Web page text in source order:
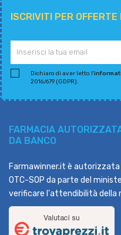
ISCRIVITI PER
Dichiaro di aver letto l'
2016/679 (GDPR).
FARMACIA
DA BANCO
Farmawinner.it è
OTC-SOP da parte del
verificare l'attendibilità della